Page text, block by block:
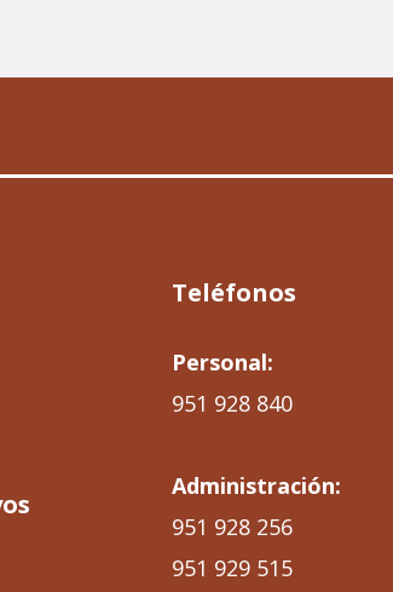
Teléfonos
Personal:
951 928 840
Administración:
951 928 256
951 929 515